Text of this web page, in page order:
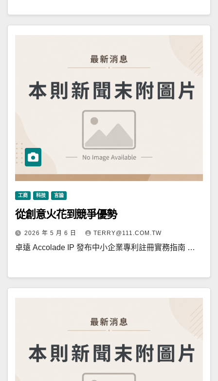
工商 科技 言論
從創意火花到競爭優勢
2026 年 5 月 6 日 TERRY@111.COM.TW
卓遠 Accolade IP 發布中小企業專利註冊實務指南 …